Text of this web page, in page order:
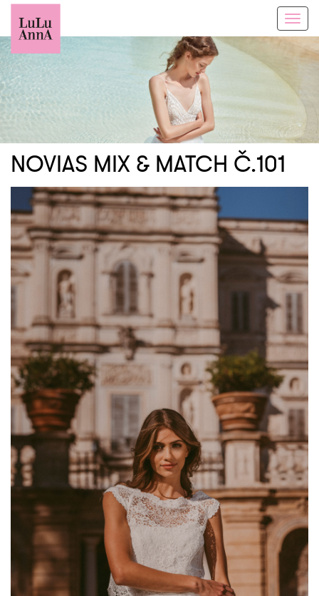
NOVIAS MIX & MATCH Č.101